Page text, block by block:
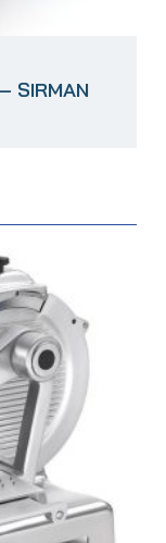
SIRMAN